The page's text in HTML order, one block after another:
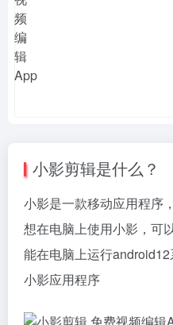
小影剪辑是什么？
小影是一款移动应用程序
想在电脑上使用小影，可
能在电脑上运行
小影应用程序